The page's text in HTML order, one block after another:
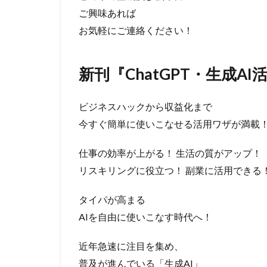
ご興味あれば
お気軽にご連絡ください！
新刊『ChatGPT・生成AI
ビジネスハックから収益化まで
今すぐ簡単に使いこなせる活用ワザが満載！
仕事の効率が上がる！ 生活の質がアップ！
リスキリングに役立つ！ 副業に活用できる！
タイパが高まる
AIを自由に使いこなす時代へ！
近年急速に注目を集め、
普及が進んでいる「生成AI」